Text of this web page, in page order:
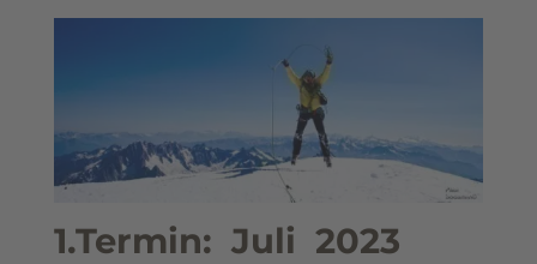
1.Termin: Juli 2023